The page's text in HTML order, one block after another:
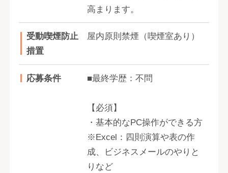
高まります。
受動喫煙防止
措置
屋内原則禁煙（喫煙室あり）
応募条件 ■最終学歴：不問
【必須】
・基本的なPC操作ができる方
※Excel：四則演算や表の作
成、ビジネスメールのやりと
りなど